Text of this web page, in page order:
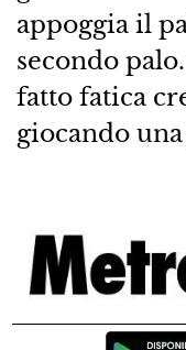
appoggia il
secondo
fatto fatica
giocando